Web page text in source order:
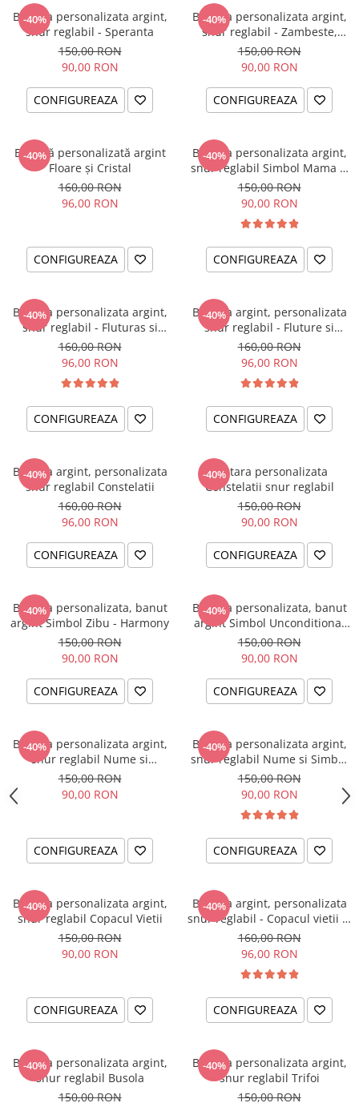
-40%
Bratara personalizata argint,
snur reglabil - Speranta
150,00 RON
90,00 RON
CONFIGUREAZA
-40%
Bratara personalizata argint,
snur reglabil - Zambeste,
iubeste, traieste
150,00 RON
90,00 RON
CONFIGUREAZA
-40%
Brățară personalizată argint
Floare și Cristal
160,00 RON
96,00 RON
CONFIGUREAZA
-40%
Bratara personalizata argint,
snur reglabil Simbol Mama &
Bebe
150,00 RON
90,00 RON
CONFIGUREAZA
-40%
Bratara personalizata argint,
snur reglabil - Fluturas si
Cristal
160,00 RON
96,00 RON
CONFIGUREAZA
-40%
Bratara argint, personalizata
snur reglabil - Fluture si
Cristal
160,00 RON
96,00 RON
CONFIGUREAZA
-40%
Bratara argint, personalizata
snur reglabil Constelatii
160,00 RON
96,00 RON
CONFIGUREAZA
-40%
Bratara personalizata
Constelatii snur reglabil
150,00 RON
90,00 RON
CONFIGUREAZA
-40%
Bratara personalizata, banut
argint Simbol Zibu - Harmony
150,00 RON
90,00 RON
CONFIGUREAZA
-40%
Bratara personalizata, banut
argint Simbol Unconditional
Love
150,00 RON
90,00 RON
CONFIGUREAZA
-40%
Bratara personalizata argint,
snur reglabil Nume si
Fluturas
150,00 RON
90,00 RON
CONFIGUREAZA
-40%
Bratara personalizata argint,
snur reglabil Nume si Simbol
bebelus
150,00 RON
90,00 RON
CONFIGUREAZA
-40%
Bratara personalizata argint,
snur reglabil Copacul Vietii
150,00 RON
90,00 RON
CONFIGUREAZA
-40%
Bratara argint, personalizata
snur reglabil - Copacul vietii si
Cristal
160,00 RON
96,00 RON
CONFIGUREAZA
-40%
Bratara personalizata argint,
snur reglabil Busola
150,00 RON
-40%
Bratara personalizata argint,
snur reglabil Trifoi
150,00 RON